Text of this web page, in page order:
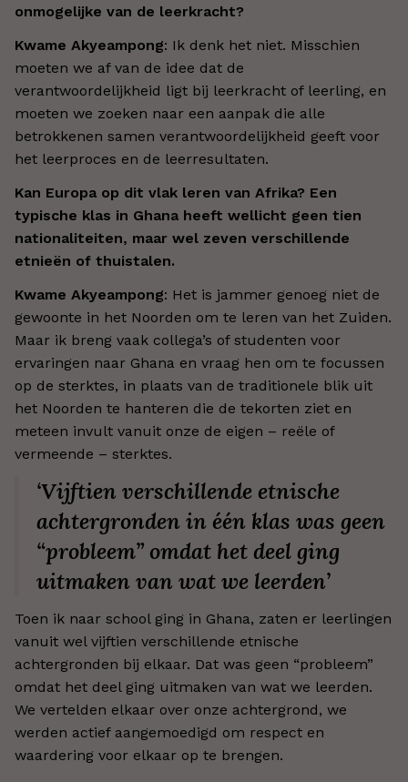
onmogelijke van de leerkracht?
Kwame Akyeampong: Ik denk het niet. Misschien
moeten we af van de idee dat de
verantwoordelijkheid ligt bij leerkracht of leerling, en
moeten we zoeken naar een aanpak die alle
betrokkenen samen verantwoordelijkheid geeft voor
het leerproces en de leerresultaten.
Kan Europa op dit vlak leren van Afrika? Een
typische klas in Ghana heeft wellicht geen tien
nationaliteiten, maar wel zeven verschillende
etnieën of thuistalen.
Kwame Akyeampong: Het is jammer genoeg niet de
gewoonte in het Noorden om te leren van het Zuiden.
Maar ik breng vaak collega’s of studenten voor
ervaringen naar Ghana en vraag hen om te focussen
op de sterktes, in plaats van de traditionele blik uit
het Noorden te hanteren die de tekorten ziet en
meteen invult vanuit onze de eigen – reële of
vermeende – sterktes.
‘Vijftien verschillende etnische
achtergronden in één klas was geen
“probleem” omdat het deel ging
uitmaken van wat we leerden’
Toen ik naar school ging in Ghana, zaten er leerlingen
vanuit wel vijftien verschillende etnische
achtergronden bij elkaar. Dat was geen “probleem”
omdat het deel ging uitmaken van wat we leerden.
We vertelden elkaar over onze achtergrond, we
werden actief aangemoedigd om respect en
waardering voor elkaar op te brengen.